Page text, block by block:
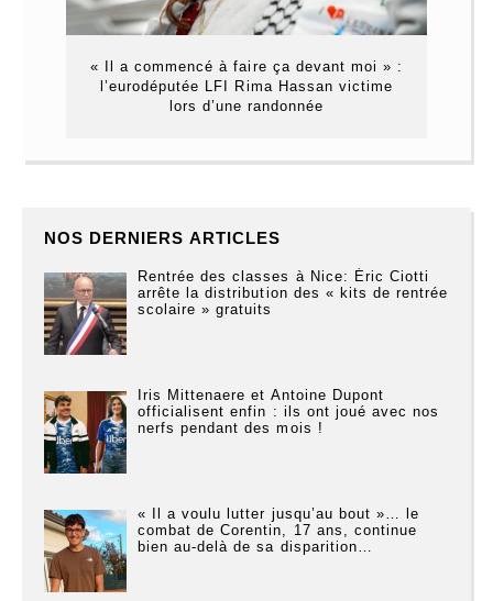
« Il a commencé à faire ça devant moi » :
l’eurodéputée LFI Rima Hassan victime
lors d’une randonnée
NOS DERNIERS ARTICLES
Rentrée des classes à Nice: Éric Ciotti
arrête la distribution des « kits de rentrée
scolaire » gratuits
Iris Mittenaere et Antoine Dupont
officialisent enfin : ils ont joué avec nos
nerfs pendant des mois !
« Il a voulu lutter jusqu’au bout »… le
combat de Corentin, 17 ans, continue
bien au-delà de sa disparition…